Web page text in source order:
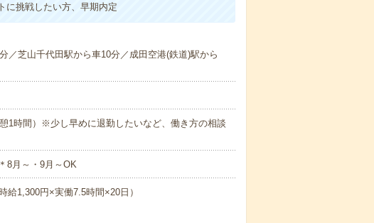
に挑戦したい方、早期内定
／芝山千代田駅から車10分／成田空港(鉄道)駅から
1時間）※少し早めに退勤したいなど、働き方の相談
月～・9月～OK
1,300円×実働7.5時間×20日）